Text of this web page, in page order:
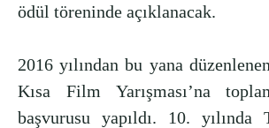
ödül töreninde açıklanacak.
2016 yılından bu yana
Kısa Film Yarışması’na
başvurusu yapıldı. 10. yılında